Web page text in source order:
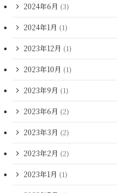
2024年6月 (3)
2024年1月 (1)
2023年12月 (1)
2023年10月 (1)
2023年9月 (1)
2023年6月 (2)
2023年3月 (2)
2023年2月 (2)
2023年1月 (1)